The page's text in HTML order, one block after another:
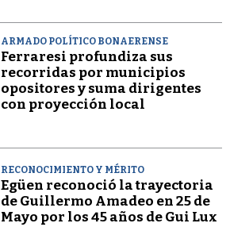
ARMADO POLÍTICO BONAERENSE
Ferraresi profundiza sus
recorridas por municipios
opositores y suma dirigentes
con proyección local
RECONOCIMIENTO Y MÉRITO
Egüen reconoció la trayectoria
de Guillermo Amadeo en 25 de
Mayo por los 45 años de Gui Lux